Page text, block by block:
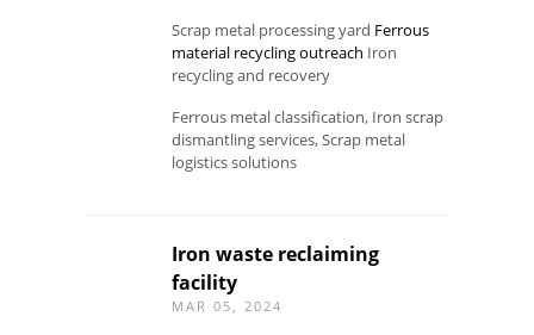
Scrap metal processing yard Ferrous
material recycling outreach Iron
recycling and recovery
Ferrous metal classification, Iron scrap
dismantling services, Scrap metal
logistics solutions
Iron waste reclaiming
facility
MAR 05, 2024